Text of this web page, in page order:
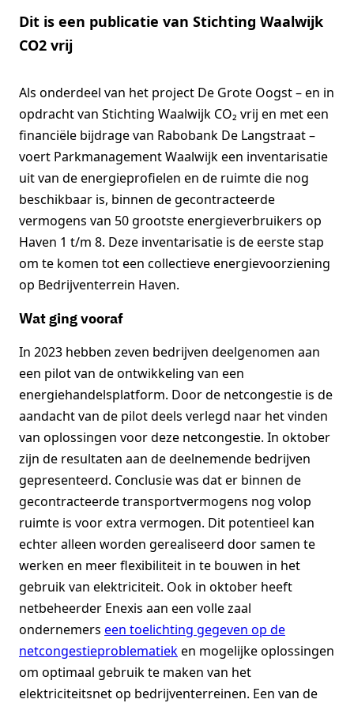
Dit is een publicatie van Stichting Waalwijk
CO2 vrij
Als onderdeel van het project De Grote Oogst – en in
opdracht van Stichting Waalwijk CO₂ vrij en met een
financiële bijdrage van Rabobank De Langstraat –
voert Parkmanagement Waalwijk een inventarisatie
uit van de energieprofielen en de ruimte die nog
beschikbaar is, binnen de gecontracteerde
vermogens van 50 grootste energieverbruikers op
Haven 1 t/m 8. Deze inventarisatie is de eerste stap
om te komen tot een collectieve energievoorziening
op Bedrijventerrein Haven.
Wat ging vooraf
In 2023 hebben zeven bedrijven deelgenomen aan
een pilot van de ontwikkeling van een
energiehandelsplatform. Door de netcongestie is de
aandacht van de pilot deels verlegd naar het vinden
van oplossingen voor deze netcongestie. In oktober
zijn de resultaten aan de deelnemende bedrijven
gepresenteerd. Conclusie was dat er binnen de
gecontracteerde transportvermogens nog volop
ruimte is voor extra vermogen. Dit potentieel kan
echter alleen worden gerealiseerd door samen te
werken en meer flexibiliteit in te bouwen in het
gebruik van elektriciteit. Ook in oktober heeft
netbeheerder Enexis aan een volle zaal
ondernemers een toelichting gegeven op de
netcongestieproblematieken mogelijke oplossingen
om optimaal gebruik te maken van het
elektriciteitsnet op bedrijventerreinen. Een van de